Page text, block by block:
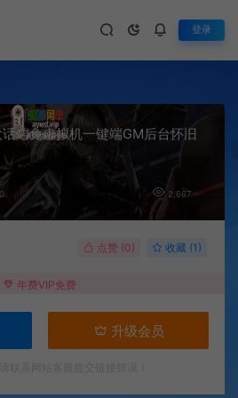
登录
端免虚拟机一键端GM后台怀旧
2,667
点赞 (0) 收藏 (1)
年费VIP免费
升级会员